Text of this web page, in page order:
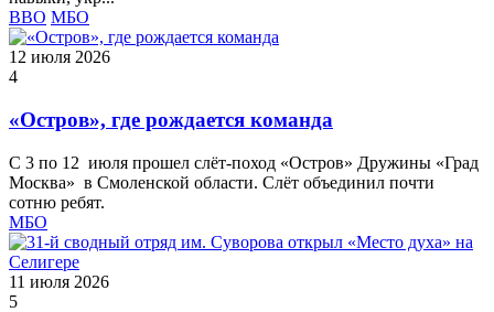
ВВО МБО
12 июля 2026
4
«Остров», где рождается команда
С 3 по 12 июля прошел слёт‑поход «Остров» Дружины «Град
Москва» в Смоленской области. Слёт объединил почти
сотню ребят.
МБО
11 июля 2026
5